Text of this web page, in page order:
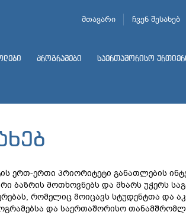
მთავარი ჩვენ შესახებ
პროგრამები საერთაშორისო
ერთ-ერთი პრიორიტეტი განათლების
ბაზრის მოთხოვნებს და მხარს უჭერს
რომელიც მოიცავს სტუდენტთა და
და საერთაშორისო